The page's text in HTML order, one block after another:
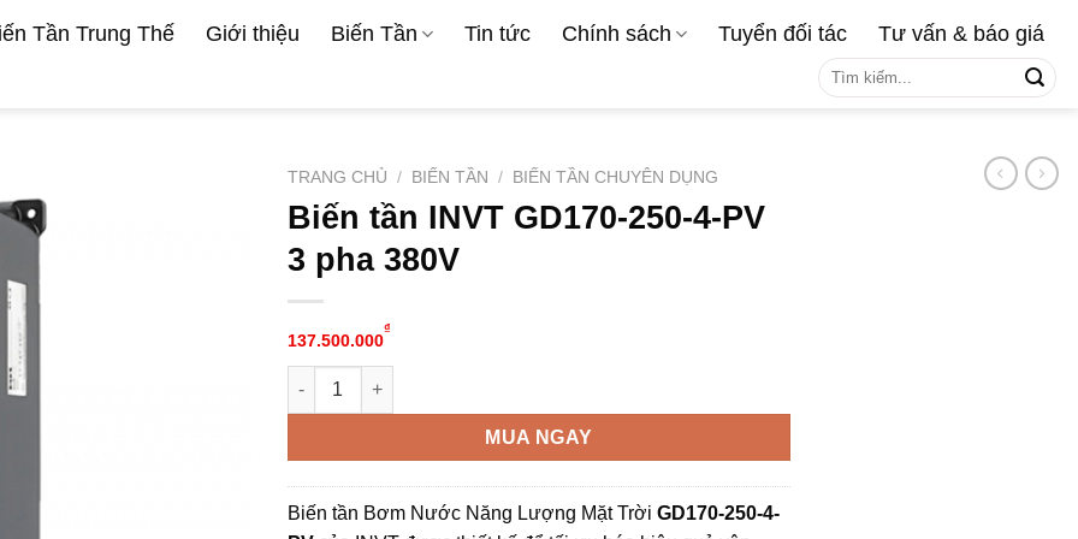
Tần Trung Thế Giới thiệu Biến Tần Tin tức Chính sách Tuyển đối tác Tư vấn & báo giá
Tìm
kiếm:
TRANG CHỦ / BIẾN TẦN / BIẾN TẦN CHUYÊN DỤNG
Biến tần INVT GD170-250-4-PV
3 pha 380V
137.500.000
₫
Biến tần INVT GD170-250-4-PV 3 pha 380V số lượng
MUA NGAY
Alternative:
Biến tần Bơm Nước Năng Lượng Mặt Trời GD170-250-4-